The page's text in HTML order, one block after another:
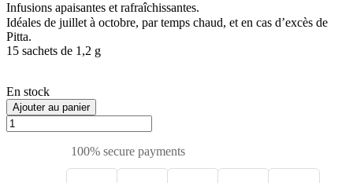
Infusions apaisantes et rafraîchissantes.
Idéales de juillet à octobre, par temps chaud, et en cas d’excès de
Pitta.
15 sachets de 1,2 g
En stock
Ajouter au panier
100% secure payments